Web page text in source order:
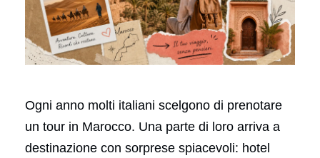
Ogni anno molti italiani scelgono di prenotare
un tour in Marocco. Una parte di loro arriva a
destinazione con sorprese spiacevoli: hotel